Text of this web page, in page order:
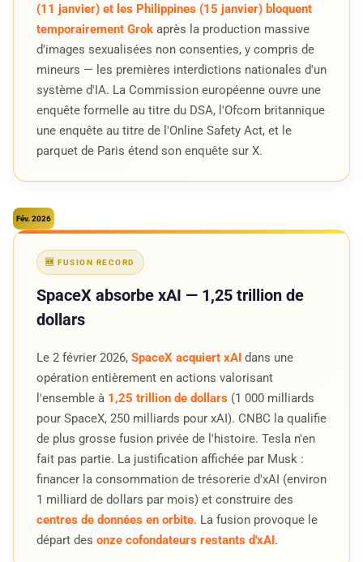
(11 janvier) et les Philippines (15 janvier) bloquent
temporairement Grok après la production massive
d'images sexualisées non consenties, y compris de
mineurs — les premières interdictions nationales d'un
système d'IA. La Commission européenne ouvre une
enquête formelle au titre du DSA, l'Ofcom britannique
une enquête au titre de l'Online Safety Act, et le
parquet de Paris étend son enquête sur X.
Fév. 2026
🆕 FUSION RECORD
SpaceX absorbe xAI — 1,25 trillion de
dollars
Le 2 février 2026, SpaceX acquiert xAI dans une
opération entièrement en actions valorisant
l'ensemble à 1,25 trillion de dollars (1 000 milliards
pour SpaceX, 250 milliards pour xAI). CNBC la qualifie
de plus grosse fusion privée de l'histoire. Tesla n'en
fait pas partie. La justification affichée par Musk :
financer la consommation de trésorerie d'xAI (environ
1 milliard de dollars par mois) et construire des
centres de données en orbite. La fusion provoque le
départ des onze cofondateurs restants d'xAI.